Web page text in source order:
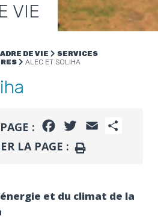
VIE
DE VIE
SERVICES
ALEC ET SOLIHA
: FACEBOOKTWITTER
EMAIL
LA PAGE : IMPRIMER
et du climat de la